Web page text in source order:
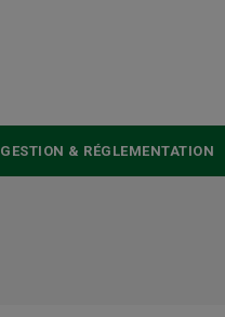
GESTION & RÉGLEMENTATION